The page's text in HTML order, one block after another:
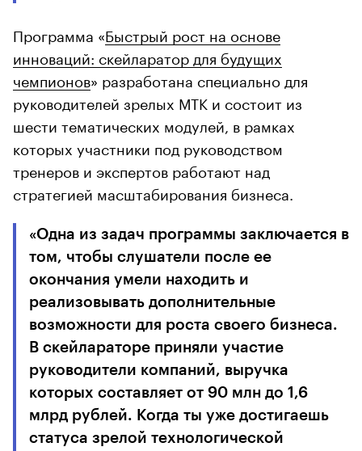
Программа «Быстрый рост на основе
инноваций: скейларатор для будущих
чемпионов» разработана специально для
руководителей зрелых МТК и состоит из
шести тематических модулей, в рамках
которых участники под руководством
тренеров и экспертов работают над
стратегией масштабирования бизнеса.
«Одна из задач программы заключается в
том, чтобы слушатели после ее
окончания умели находить и
реализовывать дополнительные
возможности для роста своего бизнеса.
В скейлараторе приняли участие
руководители компаний, выручка
которых составляет от 90 млн до 1,6
млрд рублей. Когда ты уже достигаешь
статуса зрелой технологической